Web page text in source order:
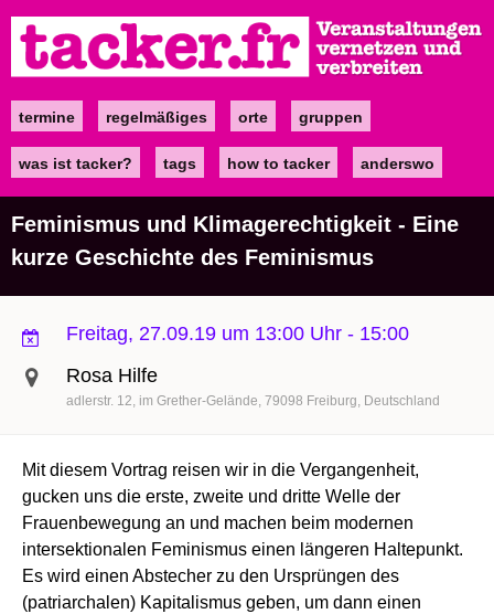
zum
Inhalt
Maintermine regelmäßiges orte gruppen
was ist tacker? tags how to tacker anderswo
Feminismus und Klimagerechtigkeit - Eine
kurze Geschichte des Feminismus
Freitag, 27.09.19 um 13:00 Uhr - 15:00
Rosa Hilfe
adlerstr. 12 im Grether-Gelände 79098 Freiburg Deutschland
Mit diesem Vortrag reisen wir in die Vergangenheit,
gucken uns die erste, zweite und dritte Welle der
Frauenbewegung an und machen beim modernen
intersektionalen Feminismus einen längeren Haltepunkt.
Es wird einen Abstecher zu den Ursprüngen des
(patriarchalen) Kapitalismus geben, um dann einen